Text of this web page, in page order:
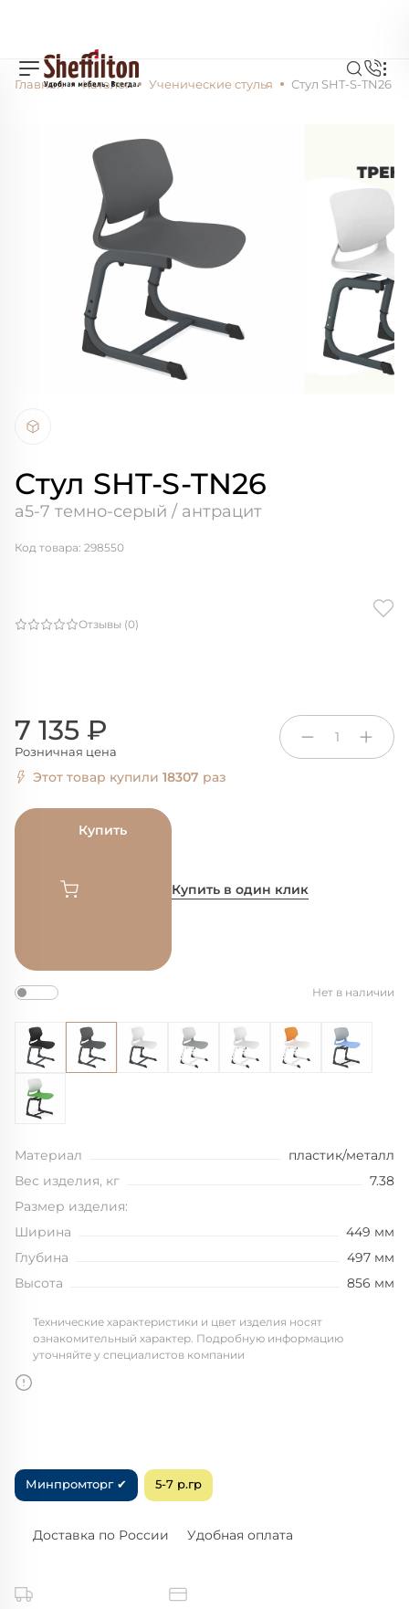
Главная Каталог Ученические стулья Стул SHT-S-TN26
Стул SHT-S-TN26
а5-7 темно-серый / антрацит
Отзывы (0)
Код товара: 298550
7 135 ₽
Розничная цена
1
Этот товар купили 18307 раз
Купить
Купить в один клик
Нет в наличии
Материал
пластик/металл
Вес изделия, кг
7.38
Размер изделия:
Ширина
449 мм
Глубина
497 мм
Высота
856 мм
Технические характеристики и цвет изделия носят
ознакомительный характер. Подробную информацию
уточняйте у специалистов компании
Минпромторг ✔ 5-7 р.гр
Доставка по России Удобная оплата